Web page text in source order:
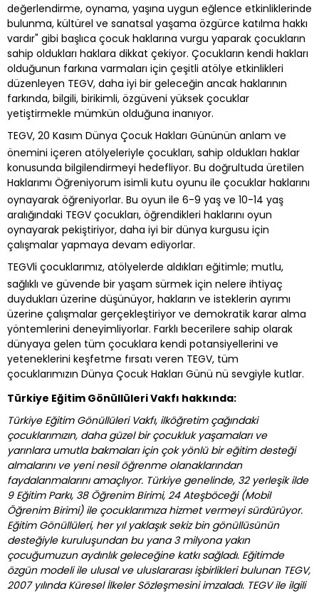
değerlendirme, oynama, yaşına uygun eğlence etkinliklerinde
bulunma, kültürel ve sanatsal yaşama özgürce katılma hakkı
vardır" gibi başlıca çocuk haklarına vurgu yaparak çocukların
sahip oldukları haklara dikkat çekiyor. Çocukların kendi hakları
olduğunun farkına varmaları için çeşitli atölye etkinlikleri
düzenleyen TEGV, daha iyi bir geleceğin ancak haklarının
farkında, bilgili, birikimli, özgüveni yüksek çocuklar
yetiştirmekle mümkün olduğuna inanıyor.
TEGV, 20 Kasım Dünya Çocuk Hakları Gününün anlam ve
önemini içeren atölyeleriyle çocukları, sahip oldukları haklar
konusunda bilgilendirmeyi hedefliyor. Bu doğrultuda üretilen
Haklarımı Öğreniyorum isimli kutu oyunu ile çocuklar haklarını
oynayarak öğreniyorlar. Bu oyun ile 6-9 yaş ve 10-14 yaş
aralığındaki TEGV çocukları, öğrendikleri haklarını oyun
oynayarak pekiştiriyor, daha iyi bir dünya kurgusu için
çalışmalar yapmaya devam ediyorlar.
TEGVli çocuklarımız, atölyelerde aldıkları eğitimle; mutlu,
sağlıklı ve güvende bir yaşam sürmek için nelere ihtiyaç
duydukları üzerine düşünüyor, hakların ve isteklerin ayrımı
üzerine çalışmalar gerçekleştiriyor ve demokratik karar alma
yöntemlerini deneyimliyorlar. Farklı becerilere sahip olarak
dünyaya gelen tüm çocuklara kendi potansiyellerini ve
yeteneklerini keşfetme fırsatı veren TEGV, tüm
çocuklarımızın Dünya Çocuk Hakları Günü nü sevgiyle kutlar.
Türkiye Eğitim Gönüllüleri Vakfı hakkında:
Türkiye Eğitim Gönüllüleri Vakfı, ilköğretim çağındaki
çocuklarımızın, daha güzel bir çocukluk yaşamaları ve
yarınlara umutla bakmaları için çok yönlü bir eğitim desteği
almalarını ve yeni nesil öğrenme olanaklarından
faydalanmalarını amaçlıyor. Türkiye genelinde, 32 yerleşik ilde
9 Eğitim Parkı, 38 Öğrenim Birimi, 24 Ateşböceği (Mobil
Öğrenim Birimi) ile çocuklarımıza hizmet vermeyi sürdürüyor.
Eğitim Gönüllüleri, her yıl yaklaşık sekiz bin gönüllüsünün
desteğiyle kuruluşundan bu yana 3 milyona yakın
çocuğumuzun aydınlık geleceğine katkı sağladı. Eğitimde
özgün modeli ile ulusal ve uluslararası işbirlikleri bulunan TEGV,
2007 yılında Küresel İlkeler Sözleşmesini imzaladı. TEGV ile ilgili